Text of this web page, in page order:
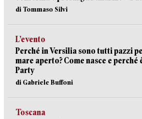
di Tommaso Silvi
L’evento
Perché in Versilia sono tutti pazzi
mare aperto? Come nasce e perché
Party
di Gabriele Buffoni
Toscana